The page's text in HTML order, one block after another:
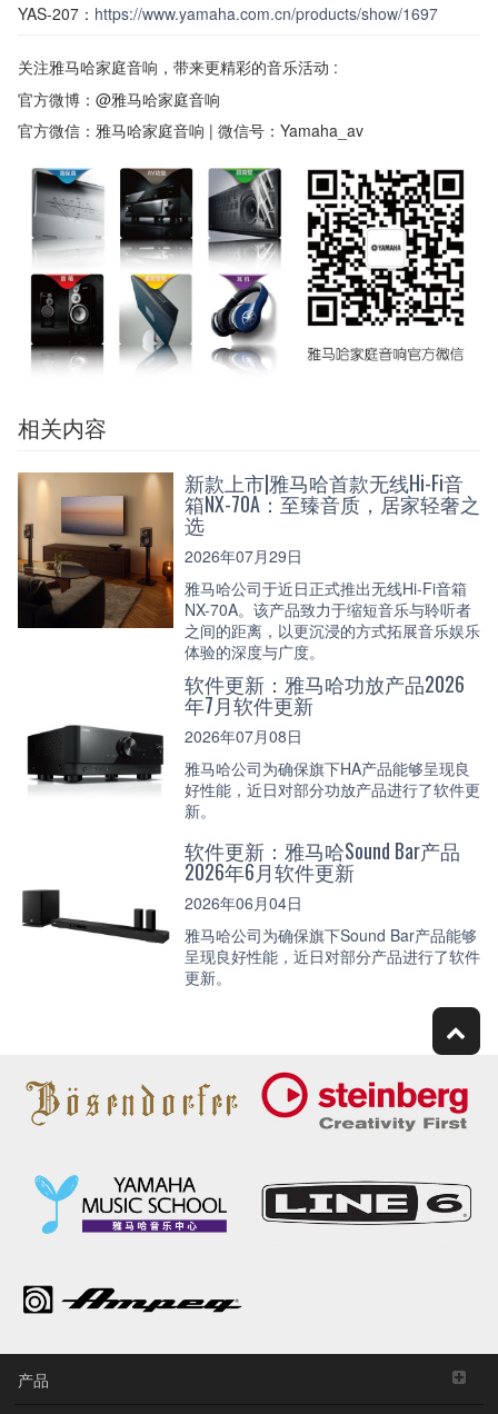
YAS-207： https://www.yamaha.com.cn/products/show/1697
关注雅马哈家庭音响，带来更精彩的音乐活动 :
官方微博：@雅马哈家庭音响
官方微信：雅马哈家庭音响 | 微信号：Yamaha_av
相关内容
新款上市|雅马哈首款无线Hi-Fi音
箱NX-70A：至臻音质，居家轻奢之
选
2026年07月29日
雅马哈公司于近日正式推出无线Hi-Fi音箱
NX-70A。该产品致力于缩短音乐与聆听者
之间的距离，以更沉浸的方式拓展音乐娱乐
体验的深度与广度。
软件更新：雅马哈功放产品2026
年7月软件更新
2026年07月08日
雅马哈公司为确保旗下HA产品能够呈现良
好性能，近日对部分功放产品进行了软件更
新。
软件更新：雅马哈Sound Bar产品
2026年6月软件更新
2026年06月04日
雅马哈公司为确保旗下Sound Bar产品能够
呈现良好性能，近日对部分产品进行了软件
更新。
产品